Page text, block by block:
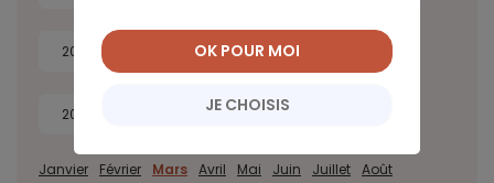
2022 2020
2018
Janvier Février Mars Avril Mai Juin Juillet Août
JE CHOISIS
OK POUR MOI